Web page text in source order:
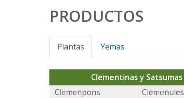
PRODUCTOS
Plantas Yemas
Clementinas y Satsumas
Clemenpons
Clemenules